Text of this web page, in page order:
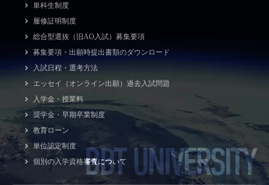
単科生制度
履修証明制度
総合型選抜（旧AO入試）募集要項
募集要項・出願時提出書類のダウンロード
入試日程・選考方法
エッセイ（オンライン出願）過去入試問題
入学金・授業料
奨学金・早期卒業制度
教育ローン
単位認定制度
個別の入学資格審査についてBBT UNIVERSITY